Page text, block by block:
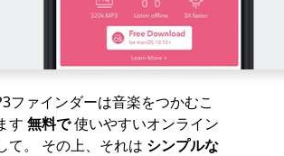
ファインダーは音楽をつかむこ
す 無料で使いやすいオンライン
て。 その上、それは シンプルな